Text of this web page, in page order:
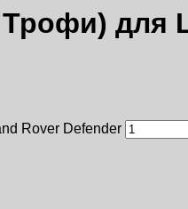
для
Rover Defender